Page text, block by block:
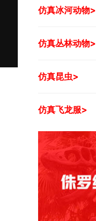
仿真冰河动物>
仿真丛林动物>
仿真昆虫>
仿真飞龙服>